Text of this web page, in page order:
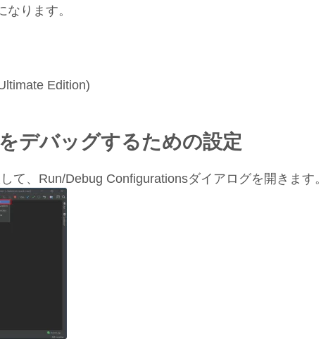
ります。
Edition)
デバッグするための設定
て、Run/Debug Configurationsダイアログを開きます。